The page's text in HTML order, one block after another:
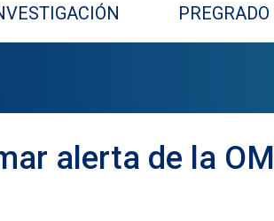
PREGRADO
alerta de la